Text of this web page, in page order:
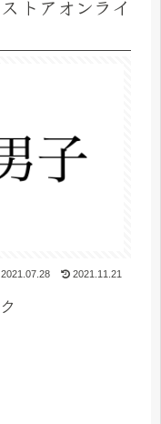
トアオンライ
2021.07.28 2021.11.21